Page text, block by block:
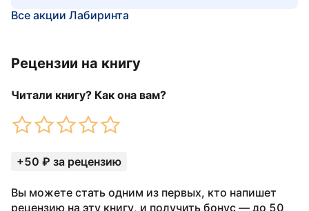
Все акции Лабиринта
Рецензии на книгу
Читали книгу? Как она вам?
+50 ₽ за рецензию
Вы можете стать одним из первых, кто напишет
рецензию на эту книгу, и получить бонус — до 50